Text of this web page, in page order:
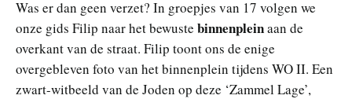
Was er dan geen verzet? In groepjes van 17 volgen we
onze gids Filip naar het bewuste binnenpleinaan de
overkant van de straat. Filip toont ons de enige
overgebleven foto van het binnenplein tijdens WO II. Een
zwart-witbeeld van de Joden op deze ‘Zammel Lage’,